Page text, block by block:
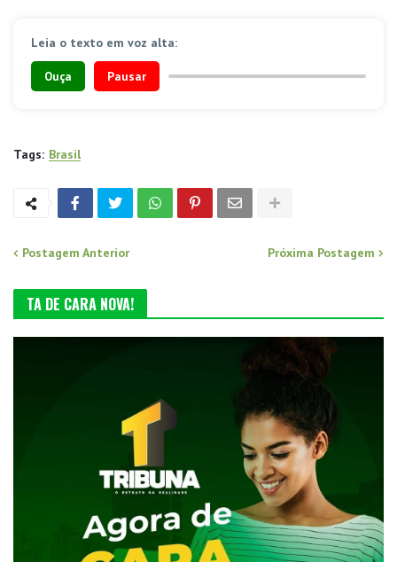
Leia o texto em voz alta:
Ouça Pausar
Tags: Brasil
Postagem Anterior Próxima Postagem
TA DE CARA NOVA!